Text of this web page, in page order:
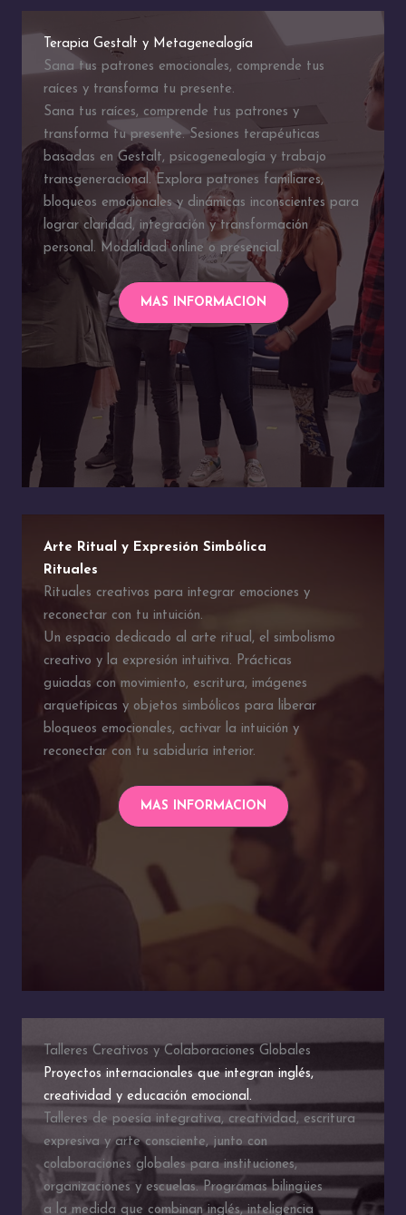
Terapia Gestalt y Metagenealogía
Sana tus patrones emocionales, comprende tus
raíces y transforma tu presente.
Sana tus raíces, comprende tus patrones y
transforma tu presente. Sesiones terapéuticas
basadas en Gestalt, psicogenealogía y trabajo
transgeneracional. Explora patrones familiares,
bloqueos emocionales y dinámicas inconscientes para
lograr claridad, integración y transformación
personal. Modalidad online o presencial.
MAS INFORMACION
Arte Ritual y Expresión Simbólica
Rituales
Rituales creativos para integrar emociones y
reconectar con tu intuición.
Un espacio dedicado al arte ritual, el simbolismo
creativo y la expresión intuitiva. Prácticas
guiadas con movimiento, escritura, imágenes
arquetípicas y objetos simbólicos para liberar
bloqueos emocionales, activar la intuición y
reconectar con tu sabiduría interior.
MAS INFORMACION
Talleres Creativos y Colaboraciones Globales
Proyectos internacionales que integran inglés,
creatividad y educación emocional.
Talleres de poesía integrativa, creatividad, escritura
expresiva y arte consciente, junto con
colaboraciones globales para instituciones,
organizaciones y escuelas. Programas bilingües
a la medida que combinan inglés, inteligencia